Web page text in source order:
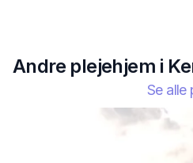
Andre plejehjem i
Se alle